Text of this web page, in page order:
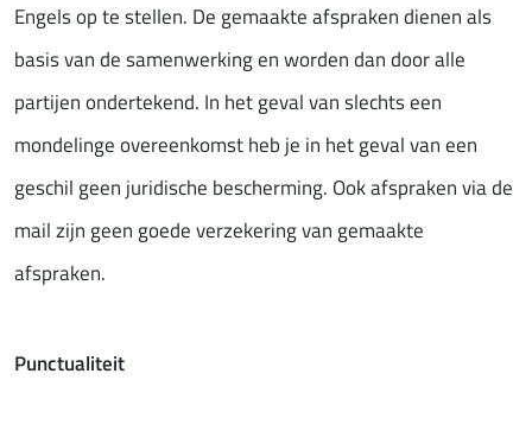
Engels op te stellen. De gemaakte afspraken dienen als
basis van de samenwerking en worden dan door alle
partijen ondertekend. In het geval van slechts een
mondelinge overeenkomst heb je in het geval van een
geschil geen juridische bescherming. Ook afspraken via de
mail zijn geen goede verzekering van gemaakte
afspraken.
Punctualiteit